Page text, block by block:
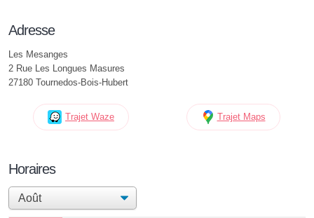
Adresse
Les Mesanges
2 Rue Les Longues Masures
27180 Tournedos-Bois-Hubert
Trajet Waze Trajet Maps
Horaires